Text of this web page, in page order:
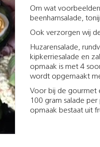
Om wat
beenhamsalade,
Ook verzorgen wij
Huzarensalade,
kipkerriesalade en
opmaak is met 4
wordt opgemaakt
Voor bij de gourmet
100 gram salade
opmaak bestaat uit